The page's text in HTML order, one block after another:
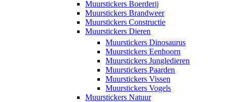
Muurstickers Boerderij
Muurstickers Brandweer
Muurstickers Constructie
Muurstickers Dieren
Muurstickers Dinosaurus
Muurstickers Eenhoorn
Muurstickers Jungledieren
Muurstickers Paarden
Muurstickers Vissen
Muurstickers Vogels
Muurstickers Natuur